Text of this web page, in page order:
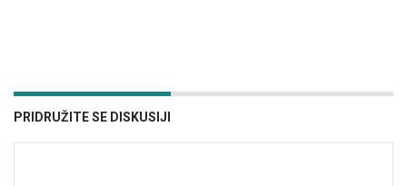
PRIDRUŽITE SE DISKUSIJI